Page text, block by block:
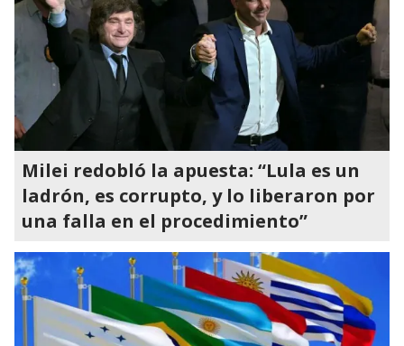
Milei redobló la apuesta: “Lula es un
ladrón, es corrupto, y lo liberaron por
una falla en el procedimiento”